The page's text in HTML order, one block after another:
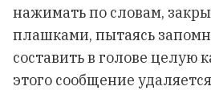
нажимать по словам,
плашками, пытаясь
составить в голове целую
этого сообщение